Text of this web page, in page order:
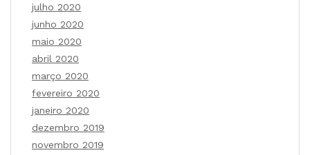
julho 2020
junho 2020
maio 2020
abril 2020
março 2020
fevereiro 2020
janeiro 2020
dezembro 2019
novembro 2019